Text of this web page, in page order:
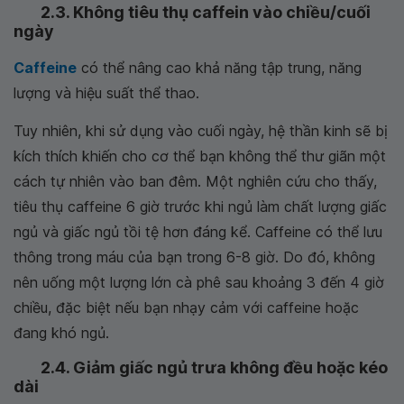
2.3. Không tiêu thụ caffein vào chiều/cuối
ngày
Caffeine có thể nâng cao khả năng tập trung, năng
lượng và hiệu suất thể thao.
Tuy nhiên, khi sử dụng vào cuối ngày, hệ thần kinh sẽ bị
kích thích khiến cho cơ thể bạn không thể thư giãn một
cách tự nhiên vào ban đêm. Một nghiên cứu cho thấy,
tiêu thụ caffeine 6 giờ trước khi ngủ làm chất lượng giấc
ngủ và giấc ngủ tồi tệ hơn đáng kể. Caffeine có thể lưu
thông trong máu của bạn trong 6-8 giờ. Do đó, không
nên uống một lượng lớn cà phê sau khoảng 3 đến 4 giờ
chiều, đặc biệt nếu bạn nhạy cảm với caffeine hoặc
đang khó ngủ.
2.4. Giảm giấc ngủ trưa không đều hoặc kéo
dài